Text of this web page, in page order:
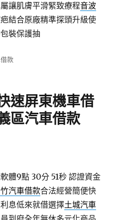
讓肌膚平滑緊致療程音波
結合原廠精準探頭升級使
裝保護抽
款
速屏東機車借
區汽車借款
體9點 30分 51秒 認證資金
汽車借款合法經營簡便快
息低來就借選擇土城汽車